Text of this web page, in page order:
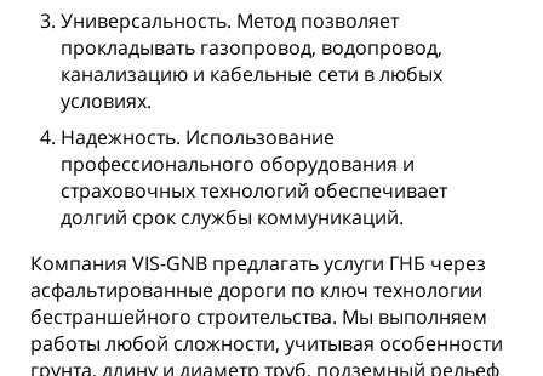
Универсальность. Метод позволяет
прокладывать газопровод, водопровод,
канализацию и кабельные сети в любых
условиях.
Надежность. Использование
профессионального оборудования и
страховочных технологий обеспечивает
долгий срок службы коммуникаций.
Компания VIS-GNB предлагать услуги ГНБ через
асфальтированные дороги по ключ технологии
бестраншейного строительства. Мы выполняем
работы любой сложности, учитывая особенности
грунта, длину и диаметр труб, подземный рельеф